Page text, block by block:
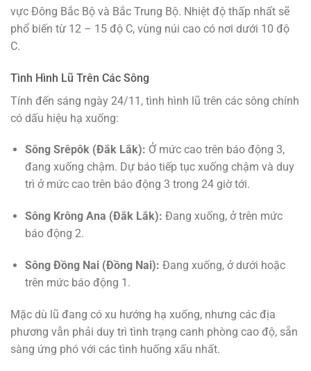
vực Đông Bắc Bộ và Bắc Trung Bộ. Nhiệt độ thấp nhất sẽ
phổ biến từ 12 – 15 độ C, vùng núi cao có nơi dưới 10 độ
C.
Tình Hình Lũ Trên Các Sông
Tính đến sáng ngày 24/11, tình hình lũ trên các sông chính
có dấu hiệu hạ xuống:
Sông Srêpôk (Đắk Lắk): Ở mức cao trên báo động 3,
đang xuống chậm. Dự báo tiếp tục xuống chậm và duy
trì ở mức cao trên báo động 3 trong 24 giờ tới.
Sông Krông Ana (Đắk Lắk): Đang xuống, ở trên mức
báo động 2.
Sông Đồng Nai (Đồng Nai): Đang xuống, ở dưới hoặc
trên mức báo động 1.
Mặc dù lũ đang có xu hướng hạ xuống, nhưng các địa
phương vẫn phải duy trì tình trạng canh phòng cao độ, sẵn
sàng ứng phó với các tình huống xấu nhất.